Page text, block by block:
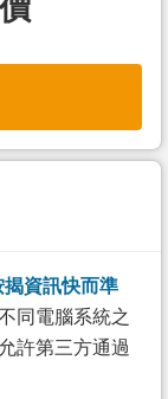
資訊快而準
同電腦系統之
許第三方通過